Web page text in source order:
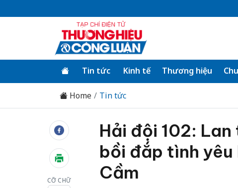
Tin tức Kinh tế Thương hiệu
Home Tin tức
CỠ CHỮ
Hải đội 102:
bồi đắp tình
Cầm